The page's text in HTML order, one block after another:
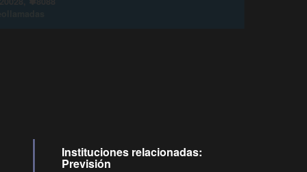
Instituciones relacionadas:
Previsión